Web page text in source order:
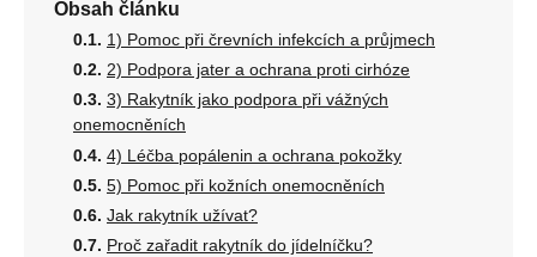
Obsah článku
1) Pomoc při črevních infekcích a průjmech
2) Podpora jater a ochrana proti cirhóze
3) Rakytník jako podpora při vážných
onemocněních
4) Léčba popálenin a ochrana pokožky
5) Pomoc při kožních onemocněních
Jak rakytník užívat?
Proč zařadit rakytník do jídelníčku?